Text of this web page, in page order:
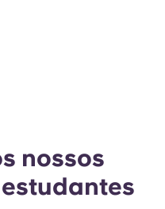
nossos